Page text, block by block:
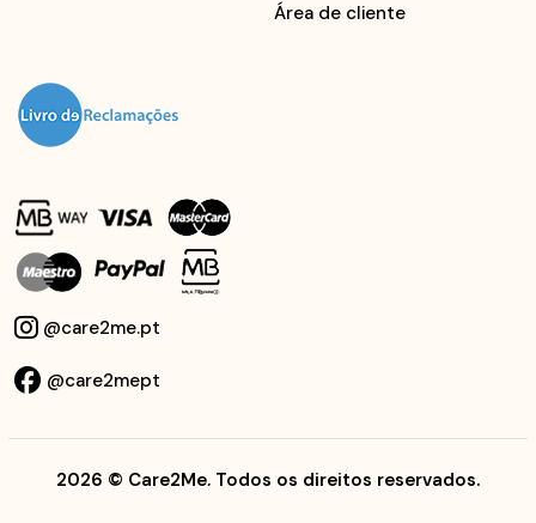
Área de cliente
@care2me.pt
@care2mept
2026 © Care2Me, Todos os direitos reservados.